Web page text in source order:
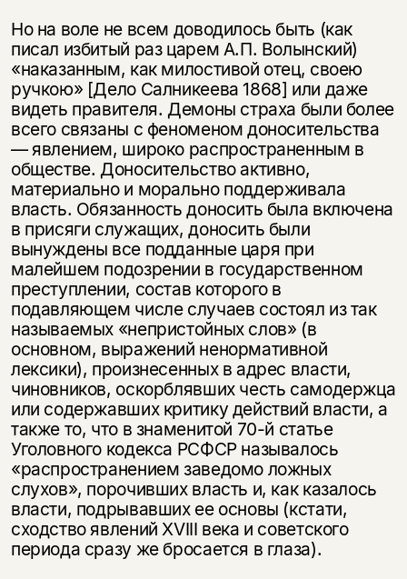
Но на воле не всем доводилось быть (как
писал избитый раз царем А.П. Волынский)
«наказанным, как милостивой отец, своею
ручкою» [Дело Салникеева 1868] или даже
видеть правителя. Демоны страха были более
всего связаны с феноменом доносительства
— явлением, широко распространенным в
обществе. Доносительство активно,
материально и морально поддерживала
власть. Обязанность доносить была включена
в присяги служащих, доносить были
вынуждены все подданные царя при
малейшем подозрении в государственном
преступлении, состав которого в
подавляющем числе случаев состоял из так
называемых «непристойных слов» (в
основном, выражений ненормативной
лексики), произнесенных в адрес власти,
чиновников, оскорблявших честь самодержца
или содержавших критику действий власти, а
также то, что в знаменитой 70-й статье
Уголовного кодекса РСФСР называлось
«распространением заведомо ложных
слухов», порочивших власть и, как казалось
власти, подрывавших ее основы (кстати,
сходство явлений XVIII века и советского
периода сразу же бросается в глаза).